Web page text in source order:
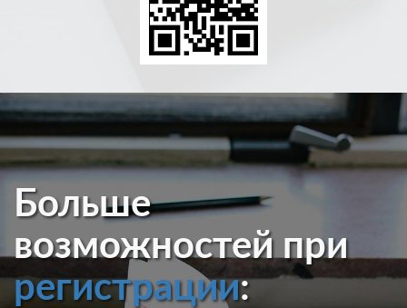
Больше
возможностей при
регистрации: